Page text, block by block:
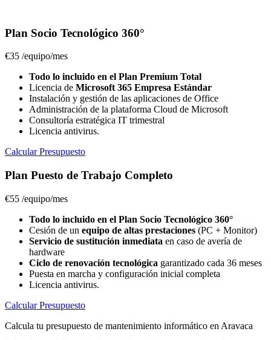
Plan Socio Tecnológico 360°
€35 /equipo/mes
Todo lo incluido en el Plan Premium Total
Licencia de Microsoft 365 Empresa Estándar
Instalación y gestión de las aplicaciones de Office
Administración de la plataforma Cloud de Microsoft
Consultoría estratégica IT trimestral
Licencia antivirus.
Calcular Presupuesto
Plan Puesto de Trabajo Completo
€55 /equipo/mes
Todo lo incluido en el Plan Socio Tecnológico 360°
Cesión de un equipo de altas prestaciones (PC + Monitor)
Servicio de sustitución inmediata en caso de avería de
hardware
Ciclo de renovación tecnológica garantizado cada 36 meses
Puesta en marcha y configuración inicial completa
Licencia antivirus.
Calcular Presupuesto
Calcula tu presupuesto de mantenimiento informático en Aravaca